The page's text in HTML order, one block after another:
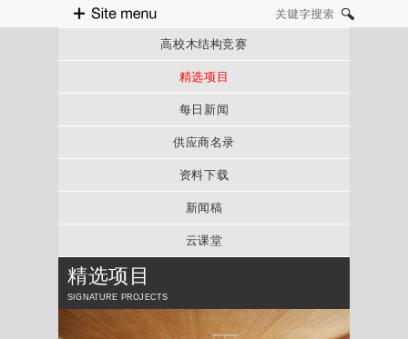
高校木结构竞赛
精选项目
每日新闻
供应商名录
资料下载
新闻稿
云课堂
精选项目